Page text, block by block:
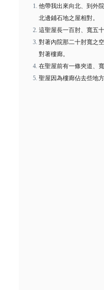
他帶我出來向北、到外
北邊鋪石地之屋相對。
這聖屋長一百肘、寬五
對著內院那二十肘寬之
對著樓廊。
在聖屋前有一條夾道、
聖屋因為樓廊佔去些地